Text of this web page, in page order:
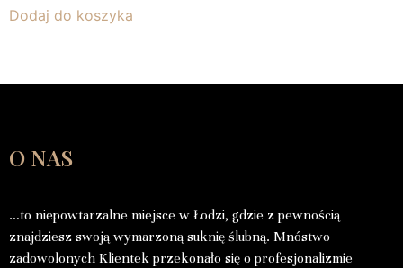
Dodaj do koszyka
O NAS
…to niepowtarzalne miejsce w Łodzi, gdzie z pewnością
znajdziesz swoją wymarzoną suknię ślubną. Mnóstwo
zadowolonych Klientek przekonało się o profesjonalizmie